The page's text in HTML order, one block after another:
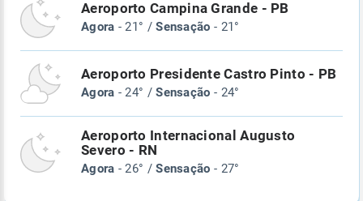
Aeroporto Campina Grande - PB
Agora - 21° /Sensação - 21°
Aeroporto Presidente Castro Pinto - PB
Agora - 24° /Sensação - 24°
Aeroporto Internacional Augusto
Severo - RN
Agora - 26° /Sensação - 27°